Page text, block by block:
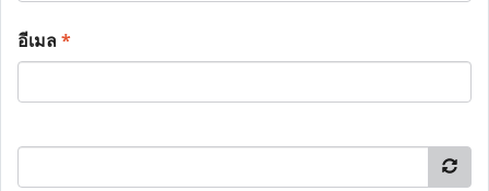
อีเมล*